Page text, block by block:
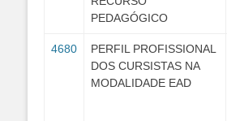
PEDAGÓGICO
4680
PERFIL PROFISSIONAL
DOS CURSISTAS NA
MODALIDADE EAD